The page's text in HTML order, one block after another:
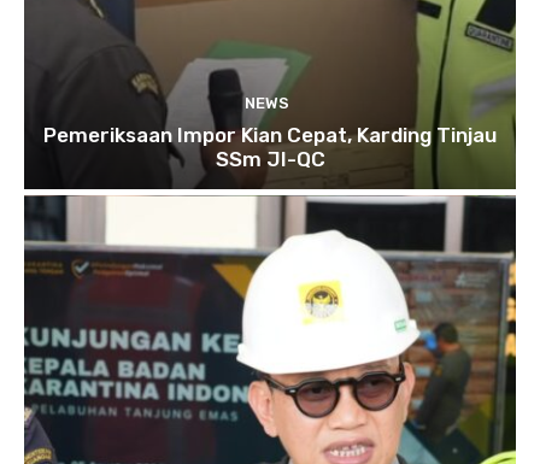
NEWS
Pemeriksaan Impor Kian Cepat, Karding Tinjau
SSm JI-QC